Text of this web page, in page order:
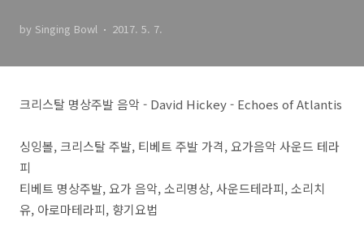
가 음악, 명상음악, 티베트 명
상주발, 향기요법 아로마테라
피
by Singing Bowl 2017. 5. 7.
크리스탈 명상주발 음악 - David Hickey - Echoes of Atlantis
싱잉볼, 크리스탈 주발, 티베트 주발 가격, 요가음악 사운드 테라
피
티베트 명상주발, 요가 음악, 소리명상, 사운드테라피, 소리치
유, 아로마테라피, 향기요법